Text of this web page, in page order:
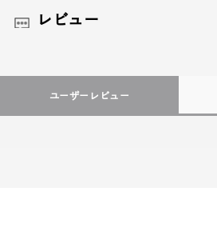
レビュー
ユーザーレビュー